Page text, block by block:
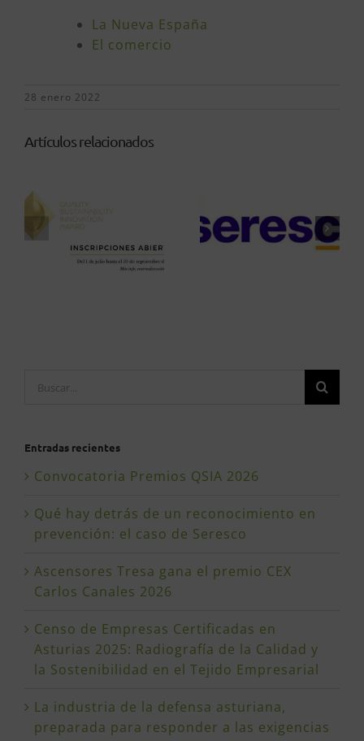
La Nueva España
El comercio
28 enero 2022
Artículos relacionados
Entradas recientes
Convocatoria Premios QSIA 2026
Qué hay detrás de un reconocimiento en
prevención: el caso de Seresco
Ascensores Tresa gana el premio CEX
Carlos Canales 2026
Censo de Empresas Certificadas en
Asturias 2025: Radiografía de la Calidad y
la Sostenibilidad en el Tejido Empresarial
La industria de la defensa asturiana,
preparada para responder a las exigencias